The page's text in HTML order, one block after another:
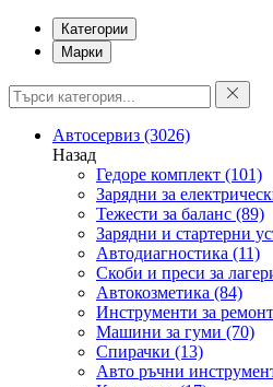
Категории
Марки
Автосервиз (3026)
Назад
Гедоре комплект (101)
Зарядни за
Тежести за баланс (89)
Зарядни и стартерни
Автодиагностика (11)
Скоби и преси за
Автокозметика (84)
Инструменти за
Машини за гуми (70)
Спирачки (13)
Авто ръчни